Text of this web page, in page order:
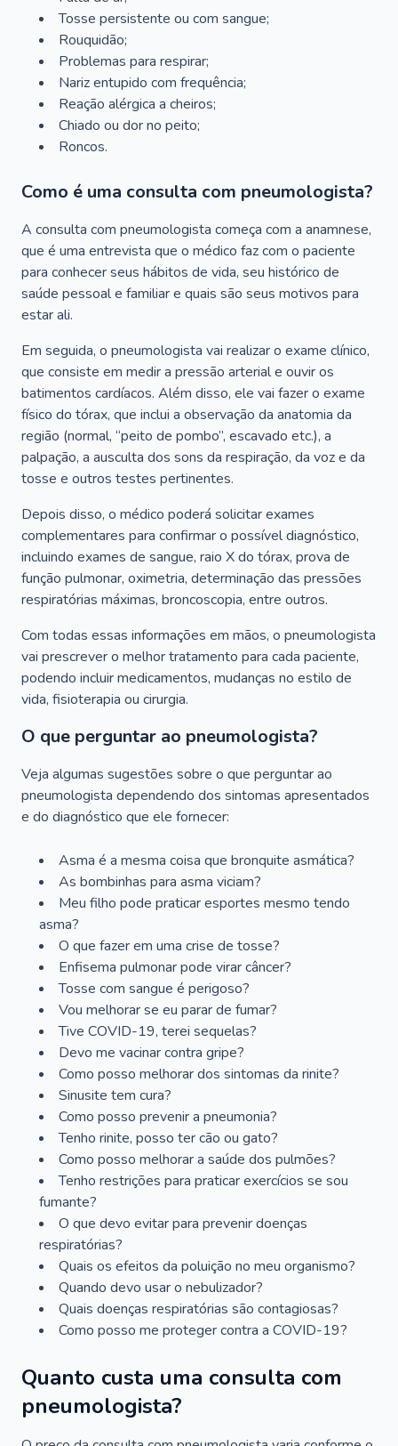
Tosse persistente ou com sangue;
Rouquidão;
Problemas para respirar;
Nariz entupido com frequência;
Reação alérgica a cheiros;
Chiado ou dor no peito;
Roncos.
Como é uma consulta com pneumologista?
A consulta com pneumologista começa com a anamnese,
que é uma entrevista que o médico faz com o paciente
para conhecer seus hábitos de vida, seu histórico de
saúde pessoal e familiar e quais são seus motivos para
estar ali.
Em seguida, o pneumologista vai realizar o exame clínico,
que consiste em medir a pressão arterial e ouvir os
batimentos cardíacos. Além disso, ele vai fazer o exame
físico do tórax, que inclui a observação da anatomia da
região (normal, “peito de pombo”, escavado etc.), a
palpação, a ausculta dos sons da respiração, da voz e da
tosse e outros testes pertinentes.
Depois disso, o médico poderá solicitar exames
complementares para confirmar o possível diagnóstico,
incluindo exames de sangue, raio X do tórax, prova de
função pulmonar, oximetria, determinação das pressões
respiratórias máximas, broncoscopia, entre outros.
Com todas essas informações em mãos, o pneumologista
vai prescrever o melhor tratamento para cada paciente,
podendo incluir medicamentos, mudanças no estilo de
vida, fisioterapia ou cirurgia.
O que perguntar ao pneumologista?
Veja algumas sugestões sobre o que perguntar ao
pneumologista dependendo dos sintomas apresentados
e do diagnóstico que ele fornecer:
Asma é a mesma coisa que bronquite asmática?
As bombinhas para asma viciam?
Meu filho pode praticar esportes mesmo tendo
asma?
O que fazer em uma crise de tosse?
Enfisema pulmonar pode virar câncer?
Tosse com sangue é perigoso?
Vou melhorar se eu parar de fumar?
Tive COVID-19, terei sequelas?
Devo me vacinar contra gripe?
Como posso melhorar dos sintomas da rinite?
Sinusite tem cura?
Como posso prevenir a pneumonia?
Tenho rinite, posso ter cão ou gato?
Como posso melhorar a saúde dos pulmões?
Tenho restrições para praticar exercícios se sou
fumante?
O que devo evitar para prevenir doenças
respiratórias?
Quais os efeitos da poluição no meu organismo?
Quando devo usar o nebulizador?
Quais doenças respiratórias são contagiosas?
Como posso me proteger contra a COVID-19?
Quanto custa uma consulta com
pneumologista?